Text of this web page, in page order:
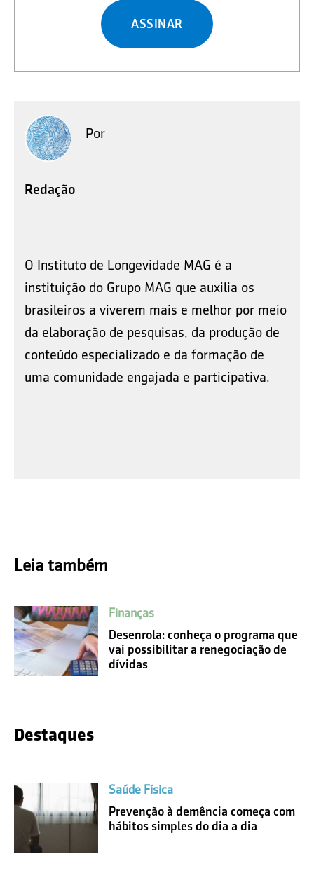
ASSINAR
Por
Redação
O Instituto de Longevidade MAG é a
instituição do Grupo MAG que auxilia os
brasileiros a viverem mais e melhor por meio
da elaboração de pesquisas, da produção de
conteúdo especializado e da formação de
uma comunidade engajada e participativa.
Leia também
Finanças
Desenrola: conheça o programa que
vai possibilitar a renegociação de
dívidas
Destaques
Saúde Física
Prevenção à demência começa com
hábitos simples do dia a dia